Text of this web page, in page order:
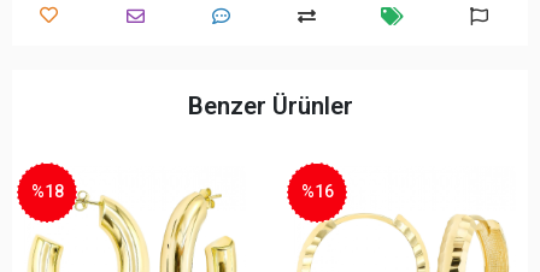
Benzer Ürünler
%18 %16